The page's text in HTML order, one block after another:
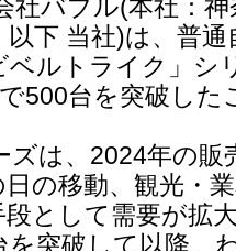
社バブル(本社：
下 当社)は、普
ベルトライク」シ
500台を突破し
は、2024年の販
の移動、観光・
として需要が拡
を突破して以降、